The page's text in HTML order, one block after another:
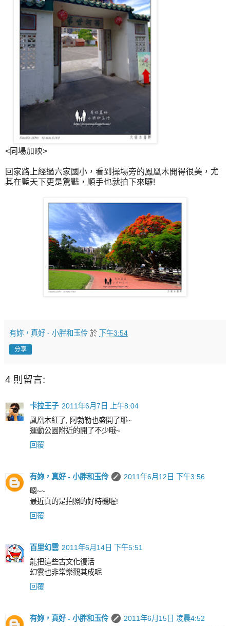
<同場加映>
回家路上經過六家國小，看到操場旁的鳳凰木開得很美，尤
其在藍天下更是驚豔，順手也就拍下來囉!
有妳，真好 - 小胖和玉伶 於 下午3:54
分享
4 則留言:
卡拉王子 2011年6月7日 上午8:04
鳯凰木紅了, 阿勃勒也盛開了耶~
運動公園附近的開了不少哦~
回覆
有妳，真好 - 小胖和玉伶
2011年6月12日 下午3:56
嗯~~
最近真的是拍照的好時機喔!
回覆
百里幻雲 2011年6月14日 下午5:51
能把這些古文化復活
幻雲也非常樂觀其成呢
回覆
有妳，真好 - 小胖和玉伶
2011年6月15日 凌晨4:52